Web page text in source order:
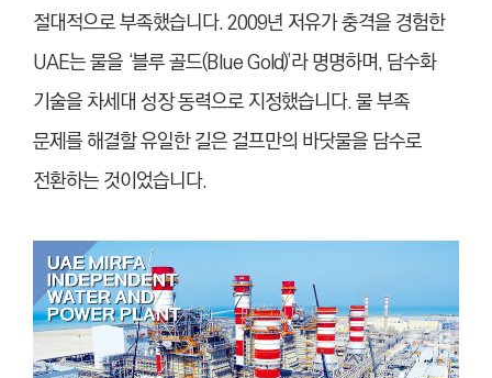
절대적으로 부족했습니다. 2009년 저유가 충격을 경험한
UAE는 물을 ‘블루 골드(Blue Gold)’라 명명하며, 담수화
기술을 차세대 성장 동력으로 지정했습니다. 물 부족
문제를 해결할 유일한 길은 걸프만의 바닷물을 담수로
전환하는 것이었습니다.